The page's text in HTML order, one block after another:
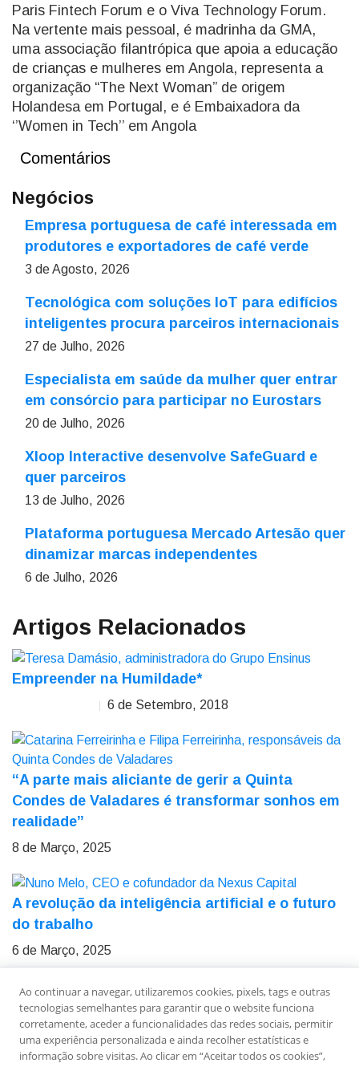
Paris Fintech Forum e o Viva Technology Forum.
Na vertente mais pessoal, é madrinha da GMA,
uma associação filantrópica que apoia a educação
de crianças e mulheres em Angola, representa a
organização “The Next Woman” de origem
Holandesa em Portugal, e é Embaixadora da
‘’Women in Tech’’ em Angola
Comentários
Negócios
Empresa portuguesa de café interessada em
produtores e exportadores de café verde
3 de Agosto, 2026
Tecnológica com soluções IoT para edifícios
inteligentes procura parceiros internacionais
27 de Julho, 2026
Especialista em saúde da mulher quer entrar
em consórcio para participar no Eurostars
20 de Julho, 2026
Xloop Interactive desenvolve SafeGuard e
quer parceiros
13 de Julho, 2026
Plataforma portuguesa Mercado Artesão quer
dinamizar marcas independentes
6 de Julho, 2026
Artigos Relacionados
Empreender na Humildade*
6 de Setembro, 2018
“A parte mais aliciante de gerir a Quinta
Condes de Valadares é transformar sonhos em
realidade”
8 de Março, 2025
A revolução da inteligência artificial e o futuro
do trabalho
6 de Março, 2025
Sobre Nós Ficha Técnica
Estatuto Editorial
Política de Privacidade
Contactos Newsletter
Ao continuar a navegar, utilizaremos cookies, pixels, tags e outras
tecnologias semelhantes para garantir que o website funciona
corretamente, aceder a funcionalidades das redes sociais, permitir
uma experiência personalizada e ainda recolher estatísticas e
informação sobre visitas. Ao clicar em “Aceitar todos os cookies”,